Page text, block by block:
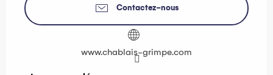
Contactez-nous
www.chablais-grimpe.com